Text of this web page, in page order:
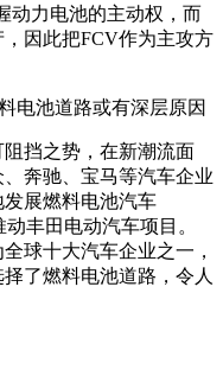
动力电池的主动权，而
因此把FCV作为主攻方
挡之势，在新潮流面
奔驰、宝马等汽车企业
展燃料电池汽车
丰田电动汽车项目。
球十大汽车企业之一，
了燃料电池道路，令人